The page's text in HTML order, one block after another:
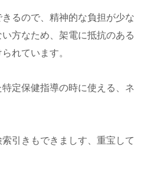
るので、精神的な負担が少な
方なため、架電に抵抗のある
れています。
定保健指導の時に使える、ネ
引きもできましす、重宝して